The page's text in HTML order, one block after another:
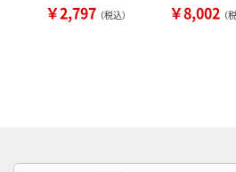
￥2,797 （税込） ￥8,002 （